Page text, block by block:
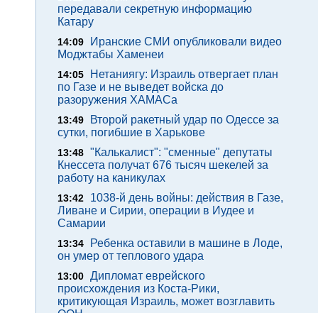
передавали секретную информацию
Катару
14:09
Иранские СМИ опубликовали видео
Моджтабы Хаменеи
14:05
Нетаниягу: Израиль отвергает план
по Газе и не выведет войска до
разоружения ХАМАСа
13:49
Второй ракетный удар по Одессе за
сутки, погибшие в Харькове
13:48 "Калькалист": "сменные" депутаты
Кнессета получат 676 тысяч шекелей за
работу на каникулах
13:42
1038-й день войны: действия в Газе,
Ливане и Сирии, операции в Иудее и
Самарии
13:34
Ребенка оставили в машине в Лоде,
он умер от теплового удара
13:00 Дипломат еврейского
происхождения из Коста-Рики,
критикующая Израиль, может возглавить